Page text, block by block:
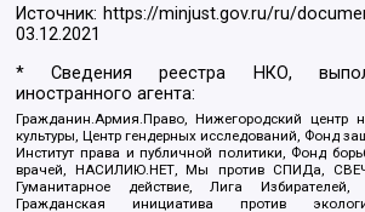
Источник: https://minjust.gov.ru/ru/
03.12.2021
* Сведения реестра НКО,
иностранного агента:
Гражданин.Армия.Право, Нижегородский центр
культуры, Центр гендерных исследований, Фонд
Институт права и публичной политики, Фонд
врачей, НАСИЛИЮ.НЕТ, Мы против СПИДа,
Гуманитарное действие, Лига Избирателей,
Гражданская инициатива против